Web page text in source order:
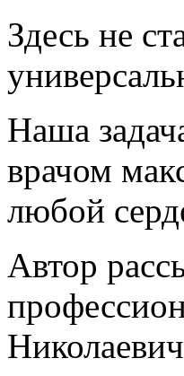
Здесь не
Наша
врачом
любой
Автор